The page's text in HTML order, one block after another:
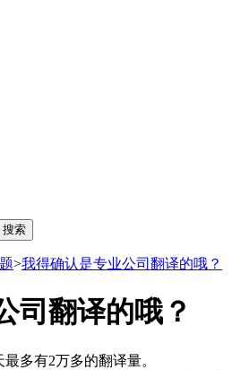
>我得确认是专业公司翻译的哦？
司翻译的哦？
多有2万多的翻译量。